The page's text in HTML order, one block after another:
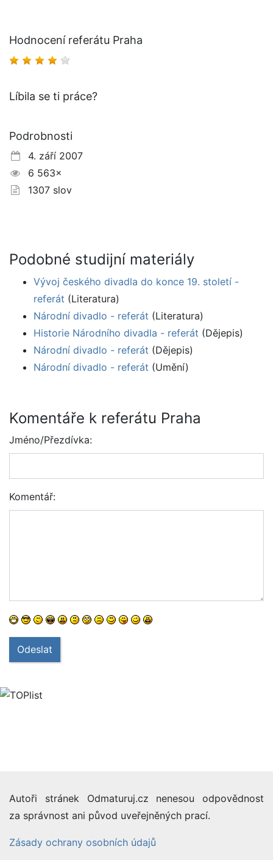
Hodnocení referátu Praha
Líbila se ti práce?
Podrobnosti
4. září 2007
6 563×
1307 slov
Podobné studijní materiály
Vývoj českého divadla do konce 19. století -
referát (Literatura)
Národní divadlo - referát (Literatura)
Historie Národního divadla - referát (Dějepis)
Národní divadlo - referát (Dějepis)
Národní divadlo - referát (Umění)
Komentáře k referátu Praha
Jméno/Přezdívka:
Komentář:
Odeslat
Autoři stránek Odmaturuj.cz nenesou odpovědnost
za správnost ani původ uveřejněných prací.
Zásady ochrany osobních údajů